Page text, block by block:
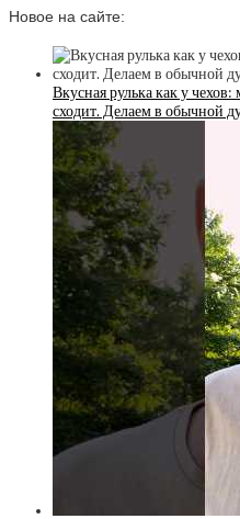
Новое на сайте:
Вкусная рулька как у
сходит. Делаем в обычной